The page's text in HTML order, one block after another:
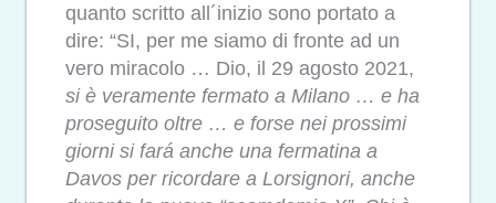
quanto scritto all´inizio sono portato a
dire: “SI, per me siamo di fronte ad un
vero miracolo … Dio, il 29 agosto 2021,
si è veramente fermato a Milano … e ha
proseguito oltre … e forse nei prossimi
giorni si fará anche una fermatina a
Davos per ricordare a Lorsignori, anche